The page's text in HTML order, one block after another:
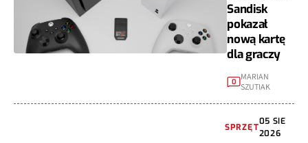
Sandisk
pokazał
nową kartę
dla graczy
0
MARIAN
SZUTIAK
SPRZĘT
05 SIE
2026